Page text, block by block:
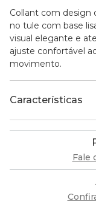
Collant com design
no tule com base
visual elegante e
ajuste confortável
movimento.
Características
Fale